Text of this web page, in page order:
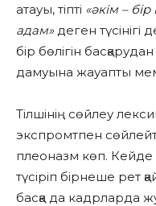
атауы, тіпті «әкім –
адам»деген түсінігі
бір бөлігін
дамуына жауапты
Тілшінің сөйлеу
экспромтпен
плеоназм көп. Кейде
түсіріп бірнеше рет
басқа да кадрларда